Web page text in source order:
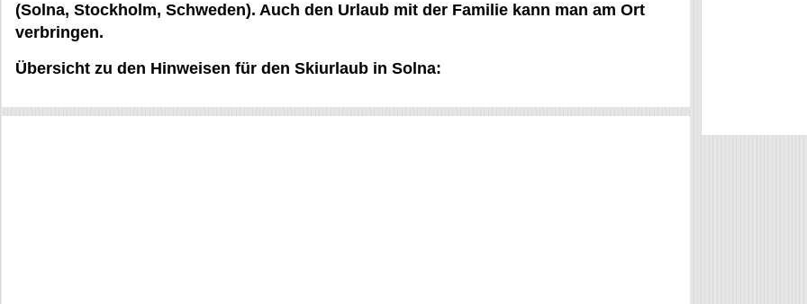
(Solna, Stockholm, Schweden). Auch den Urlaub mit der Familie kann man am Ort
verbringen.
Übersicht zu den Hinweisen für den Skiurlaub in Solna: